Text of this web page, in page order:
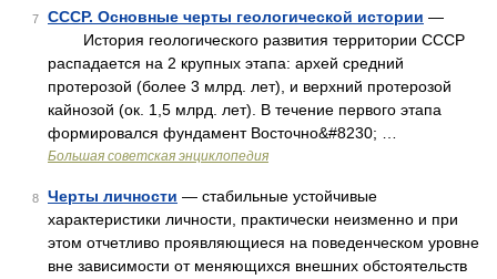
7 СССР. Основные черты геологической истории —
История геологического развития территории СССР
распадается на 2 крупных этапа: архей средний
протерозой (более 3 млрд. лет), и верхний протерозой
кайнозой (ок. 1,5 млрд. лет). В течение первого этапа
формировался фундамент Восточно&#8230; …
Большая советская энциклопедия
8 Черты личности — стабильные устойчивые
характеристики личности, практически неизменно и при
этом отчетливо проявляющиеся на поведенческом уровне
вне зависимости от меняющихся внешних обстоятельств